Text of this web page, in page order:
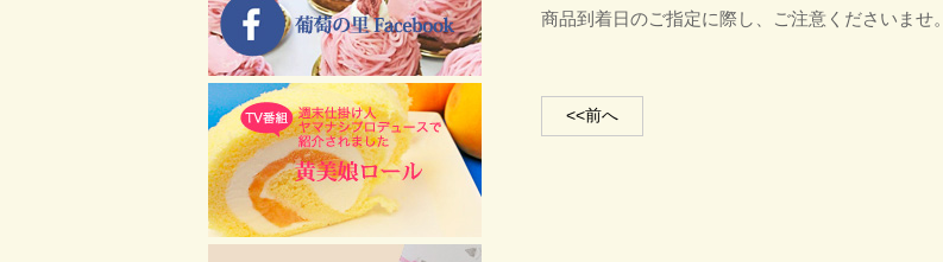
商品到着日のご指定に際し、ご注意くださいませ。
<<前へ